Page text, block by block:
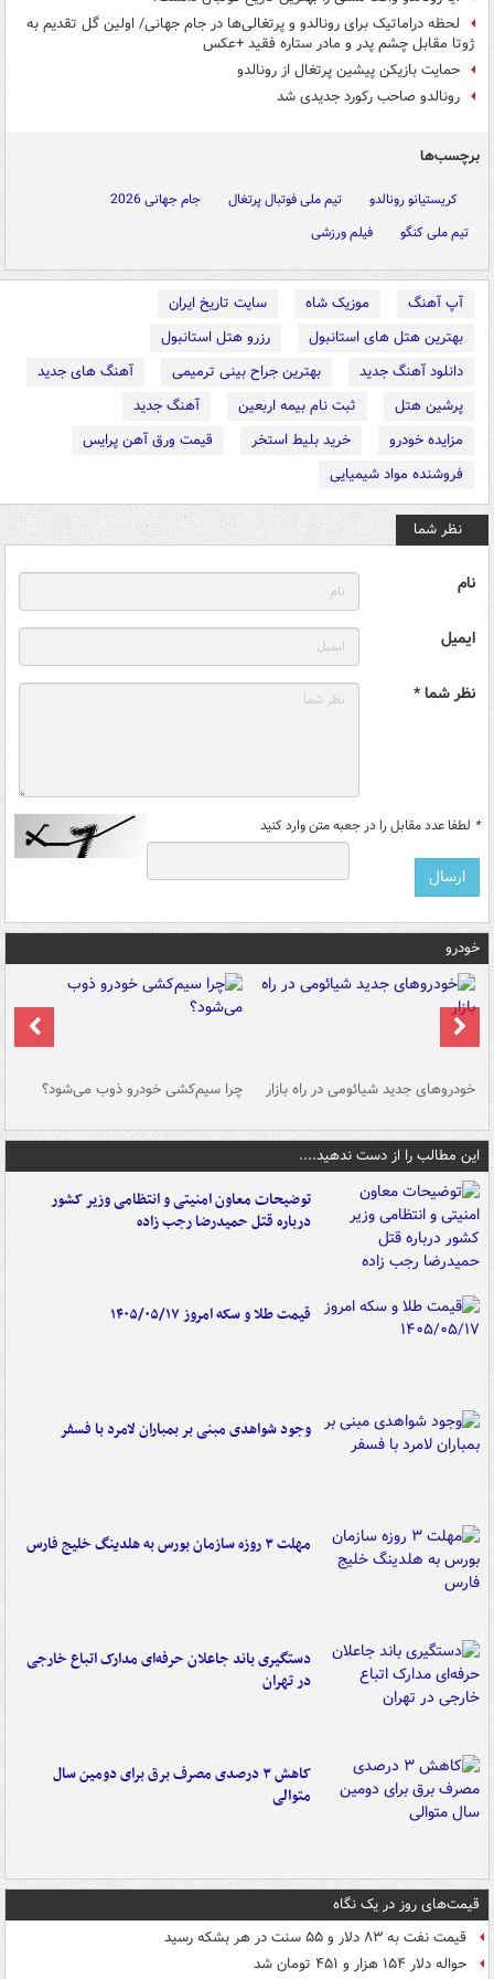
لحظه دراماتیک برای رونالدو و پرتغالی‌ها در جام جهانی/ اولین گل تقدیم به
ژوتا مقابل چشم پدر و مادر ستاره فقید +عکس
حمایت بازیکن پیشین پرتغال از رونالدو
رونالدو صاحب رکورد جدیدی شد
برچسب‌ها
کریستیانو رونالدو تیم ملی فوتبال پرتغال
جام جهانی 2026
تیم ملی کنگو
فیلم ورزشی
آپ آهنگ موزیک شاه
سایت تاریخ ایران
بهترین هتل های استانبول
رزرو هتل استانبول
دانلود آهنگ جدید
بهترین جراح بینی ترمیمی
آهنگ های جدید
پرشین هتل
ثبت نام بیمه اربعین
آهنگ جدید
مزایده خودرو
خرید بلیط استخر
قیمت ورق آهن پرایس
فروشنده مواد شیمیایی
نظر شما
نام
ایمیل
نظر شما *
* لطفا عدد مقابل را در جعبه متن وارد کنید
خودرو
خودروهای جدید شیائومی در راه بازار چرا سیم‌کشی خودرو ذوب می‌شود؟
این مطالب را از دست ندهید....
توضیحات معاون امنیتی و انتظامی وزیر کشور
درباره قتل حمیدرضا رجب زاده
قیمت طلا و سکه امروز ۱۴۰۵/۰۵/۱۷
وجود شواهدی مبنی بر بمباران لامرد با فسفر
مهلت ۳ روزه سازمان بورس به هلدینگ خلیج فارس
دستگیری باند جاعلان حرفه‌ای مدارک اتباع خارجی
در تهران
کاهش ۳ درصدی مصرف برق برای دومین سال
متوالی
قیمت‌های روز در یک نگاه
قیمت نفت به ۸۳ دلار و ۵۵ سنت در هر بشکه رسید
حواله دلار ۱۵۴ هزار و ۴۵۱ تومان شد